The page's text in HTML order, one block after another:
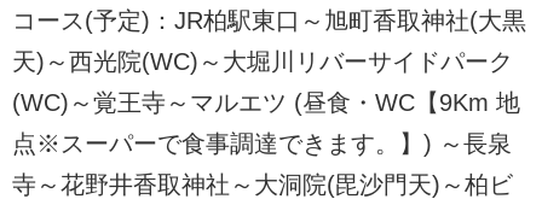
コース(予定)：JR柏駅東口～旭町香取神社(大黒
天)～西光院(WC)～大堀川リバーサイドパーク
(WC)～覚王寺～マルエツ (昼食・WC【9Km 地
点※スーパーで食事調達できます。】) ～長泉
寺～花野井香取神社～大洞院(毘沙門天)～柏ビ